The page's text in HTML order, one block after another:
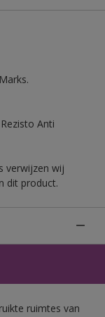
Anti
verwijzen wij
dit product.
ruimtes van